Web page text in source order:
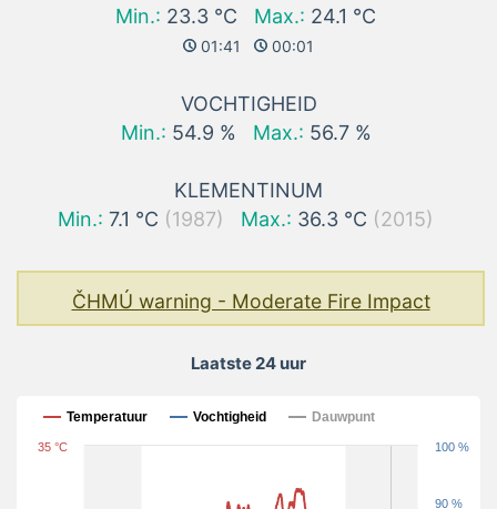
Min.: 23.3 °C Max.: 24.1 °C
01:41 00:01
VOCHTIGHEID
Min.: 54.9 % Max.: 56.7 %
KLEMENTINUM
Min.: 7.1 °C (1987) Max.: 36.3 °C (2015)
ČHMÚ warning - Moderate Fire Impact
Laatste 24 uur
Laatste 24 uur
Temperatuur Vochtigheid Dauwpunt
35 °C
90 %
100 %